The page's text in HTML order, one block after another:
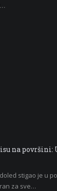
na površini:
stigao je u
za sve…